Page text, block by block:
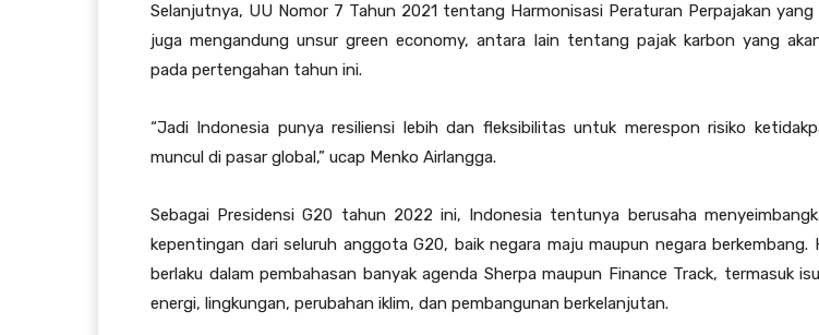
Selanjutnya, UU Nomor 7 Tahun 2021 tentang Harmonisasi Peraturan Perpajakan yang
juga mengandung unsur green economy, antara lain tentang pajak karbon yang
pada pertengahan tahun ini.
“Jadi Indonesia punya resiliensi lebih dan fleksibilitas untuk merespon risiko
muncul di pasar global,” ucap Menko Airlangga.
Sebagai Presidensi G20 tahun 2022 ini, Indonesia tentunya berusaha
kepentingan dari seluruh anggota G20, baik negara maju maupun negara berkembang.
berlaku dalam pembahasan banyak agenda Sherpa maupun Finance Track, termasuk
energi, lingkungan, perubahan iklim, dan pembangunan berkelanjutan.